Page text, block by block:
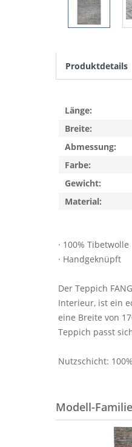
Produktdetails
· 100% Tibetwolle
· Handgeknüpft
Der Teppich
Interieur, ist ein
eine Breite von
Teppich passt
Nutzschicht:
Länge:
Breite:
Abmessung:
Farbe:
Gewicht:
Material:
Modell-